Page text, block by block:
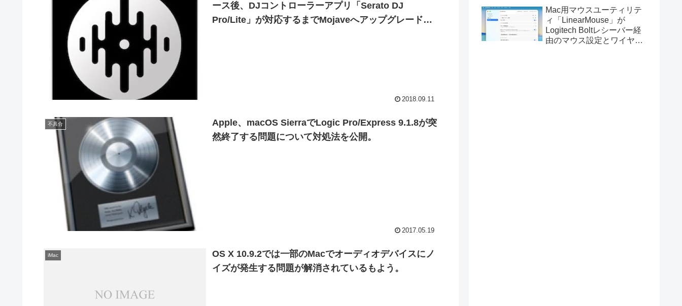
ース後、DJコントローラーアプリ「Serato DJ
Pro/Lite」が対応するまでMojaveへアップグレードし
2018.09.11
不具合
Apple、macOS SierraでLogic Pro/Express 9.1.8が突
然終了する問題について対処法を公開。
2017.05.19
iMac
OS X 10.9.2では一部のMacでオーディオデバイスにノ
イズが発生する問題が解消されているもよう。
Mac用システムモニタアプ
リ「Task Manager TMOG」
のBeta版を公開。
Mac用マウスユーティリテ
ィ「LinearMouse」が
Logitech Boltレシーバー経
由のマウス設定とワイヤレ